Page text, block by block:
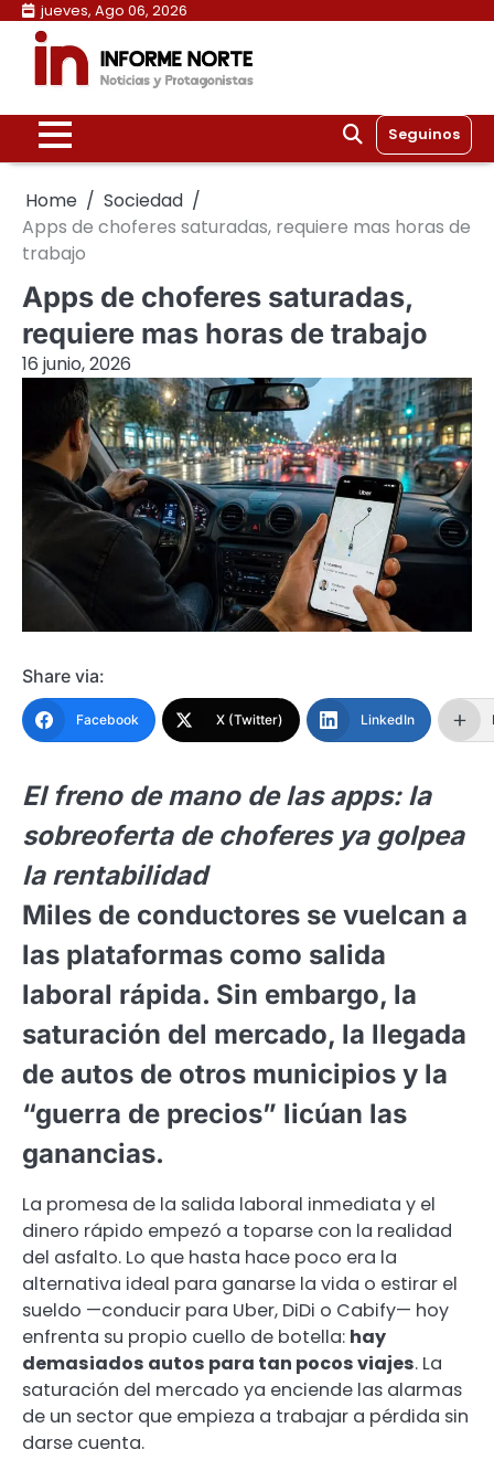
Skip
content
jueves, Ago 06, 2026
Seguinos
Home
Sociedad
Apps de choferes saturadas, requiere mas horas de
trabajo
Apps de choferes saturadas,
requiere mas horas de trabajo
16 junio, 2026
Share via:
Facebook X (Twitter) LinkedIn
El freno de mano de las apps: la
sobreoferta de choferes ya golpea
la rentabilidad
Miles de conductores se vuelcan a
las plataformas como salida
laboral rápida. Sin embargo, la
saturación del mercado, la llegada
de autos de otros municipios y la
“guerra de precios” licúan las
ganancias.
La promesa de la salida laboral inmediata y el
dinero rápido empezó a toparse con la realidad
del asfalto. Lo que hasta hace poco era la
alternativa ideal para ganarse la vida o estirar el
sueldo —conducir para Uber, DiDi o Cabify— hoy
enfrenta su propio cuello de botella: hay
demasiados autos para tan pocos viajes. La
saturación del mercado ya enciende las alarmas
de un sector que empieza a trabajar a pérdida sin
darse cuenta.